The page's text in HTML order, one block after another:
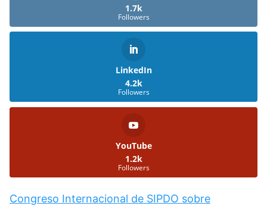
1.7k
Followers
LinkedIn
4.2k
Followers
YouTube
1.2k
Followers
Congreso Internacional de SIPDO sobre